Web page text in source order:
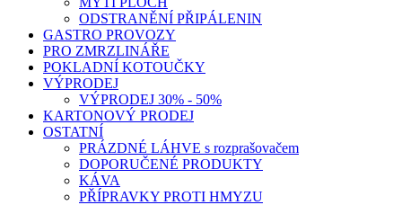
ODSTRANĚNÍ PŘIPÁLENIN
GASTRO PROVOZY
PRO ZMRZLINÁŘE
POKLADNÍ KOTOUČKY
VÝPRODEJ
VÝPRODEJ 30% - 50%
KARTONOVÝ PRODEJ
OSTATNÍ
PRÁZDNÉ LÁHVE s rozprašovačem
DOPORUČENÉ PRODUKTY
KÁVA
PŘÍPRAVKY PROTI HMYZU